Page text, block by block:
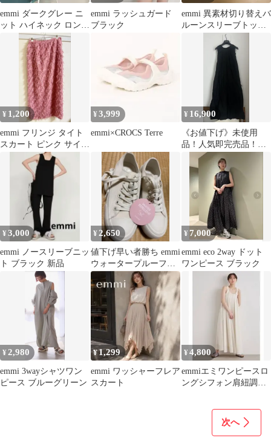
emmi ダークグレー ニ
ット ハイネック ロング
ワンピース
emmi ラッシュガード
ブラック
emmi 異素材切り替えバ
ルーンスリーブトップ
ス パフスリーブ
¥ 1,200
emmi フリンジ タイト
スカート ピンク サイズ
¥3,999
emmi×CROCS Terre
¥ 16,900
《お値下げ》未使用
品！人気即完売品！
emmi ワンピース ブラ
ック 1
¥3,000
emmi ノースリーブニッ
ト ブラック 新品
¥ 2,650
値下げ早い者勝ち emmi
ウォータープルーフス
ニーカー 撥水加工デザ
イン 23
¥ 7,000
emmi eco 2way ドット
ワンピース ブラック
¥2,980
emmi 3wayシャツワン
ピース ブルーグリーン
¥1,299
emmi ワッシャーフレア
スカート
¥4,800
emmiエミワンピースロ
ングシフォン肩紐調整
次へ